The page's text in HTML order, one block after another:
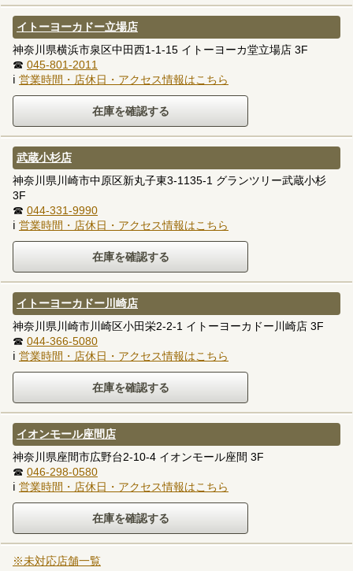
イトーヨーカドー立場店
神奈川県横浜市泉区中田西1-1-15 イトーヨーカ堂立場店 3F
☎ 045-801-2011
ℹ 営業時間・店休日・アクセス情報はこちら
武蔵小杉店
神奈川県川崎市中原区新丸子東3-1135-1 グランツリー武蔵小杉
3F
☎ 044-331-9990
ℹ 営業時間・店休日・アクセス情報はこちら
イトーヨーカドー川崎店
神奈川県川崎市川崎区小田栄2-2-1 イトーヨーカドー川崎店 3F
☎ 044-366-5080
ℹ 営業時間・店休日・アクセス情報はこちら
イオンモール座間店
神奈川県座間市広野台2-10-4 イオンモール座間 3F
☎ 046-298-0580
ℹ 営業時間・店休日・アクセス情報はこちら
※未対応店舗一覧